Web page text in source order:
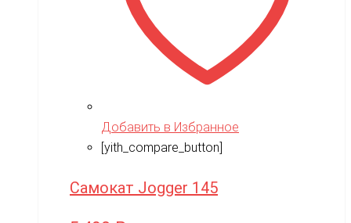
Добавить в Избранное
[yith_compare_button]
Самокат Jogger 145